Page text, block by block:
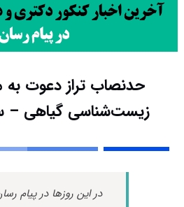
حدنصاب تراز دعوت
زیست‌شناسی گیاهی –
در این روزها در پیام